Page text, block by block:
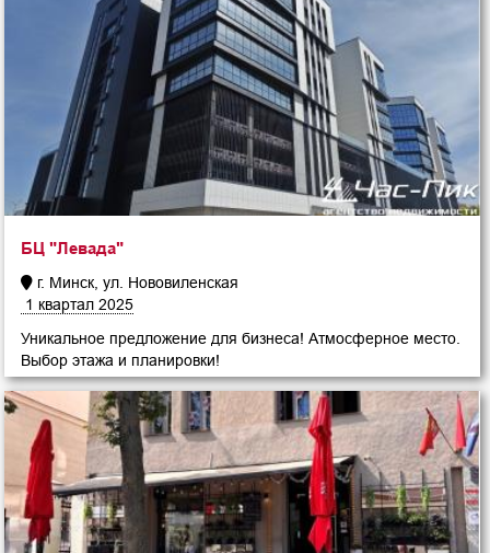
БЦ "Левада"
г. Минск, ул. Нововиленская
1 квартал 2025
Уникальное предложение для бизнеса! Атмосферное место.
Выбор этажа и планировки!